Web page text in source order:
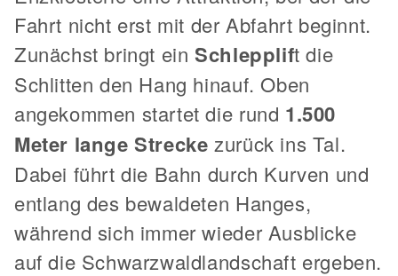
Fahrt nicht erst mit der Abfahrt beginnt.
Zunächst bringt ein Schlepplift die
Schlitten den Hang hinauf. Oben
angekommen startet die rund 1.500
Meter lange Strecke zurück ins Tal.
Dabei führt die Bahn durch Kurven und
entlang des bewaldeten Hanges,
während sich immer wieder Ausblicke
auf die Schwarzwaldlandschaft ergeben.